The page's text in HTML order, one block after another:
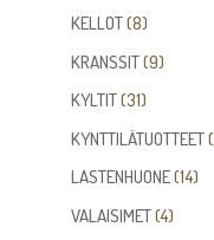
tuotetta
KELLOT 88
tuotetta
KRANSSIT 99
KYLTIT 3131
tuotetta
KYNTTILÄTUOTTEET
LASTENHUONE 1414
VALAISIMET 44